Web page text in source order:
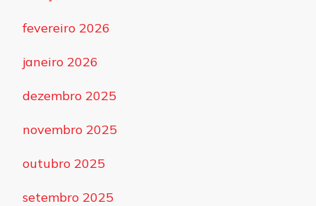
fevereiro 2026
janeiro 2026
dezembro 2025
novembro 2025
outubro 2025
setembro 2025